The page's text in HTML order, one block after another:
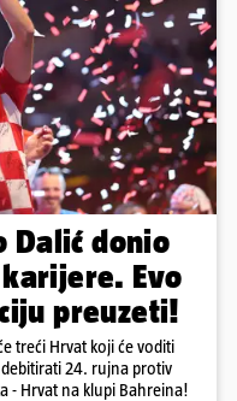
Dalić donio
Evo
preuzeti!
treći Hrvat koji će voditi
debitirati 24. rujna protiv
- Hrvat na klupi Bahreina!